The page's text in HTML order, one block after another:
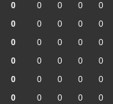
0
0
0
0
0
0
0
0
0
0
0
0
0
0
0
0
0
0
0
0
0
0
0
0
0
0
0
0
0
0